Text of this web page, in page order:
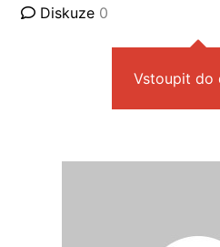
Diskuze 0
Vstoupit do